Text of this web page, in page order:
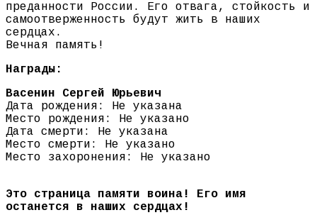
преданности России. Его отвага, стойкость и
самоотверженность будут жить в наших
сердцах.
Вечная память!
Награды:
Васенин Сергей Юрьевич
Дата рождения: Не указана
Место рождения: Не указано
Дата смерти: Не указана
Место смерти: Не указано
Место захоронения: Не указано
Это страница памяти воина! Его имя
останется в наших сердцах!